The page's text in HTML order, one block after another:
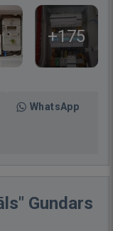
+175
WhatsApp
Gundars